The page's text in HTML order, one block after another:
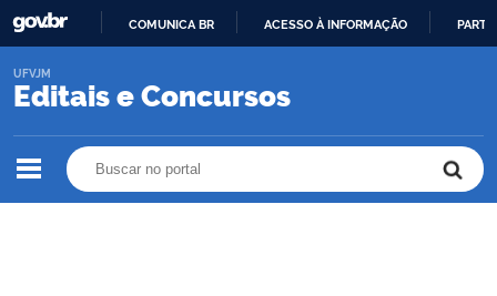
O
COMUNICA BR ACESSO À INFORMAÇÃO
Editais e Concursos
UFVJM